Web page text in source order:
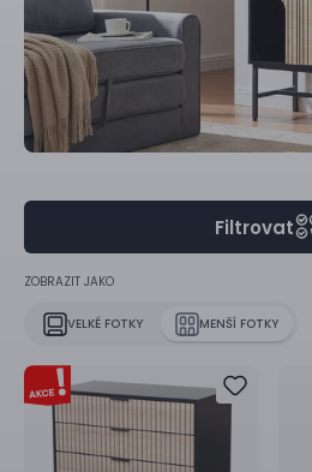
Filtrovat
ZOBRAZIT JAKO
VELKÉ FOTKY MENŠÍ FOTKY